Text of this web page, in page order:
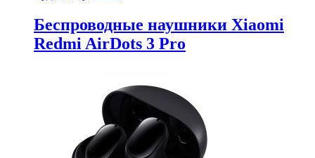
Беспроводные наушники Xiaomi
Redmi AirDots 3 Pro